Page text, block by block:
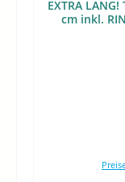
EXTRA
cm inkl.